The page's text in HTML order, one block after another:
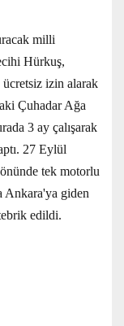
milli
Hürkuş,
izin alarak
Çuhadar Ağa
3 ay çalışarak
27 Eylül
tek motorlu
Ankara'ya giden
edildi.